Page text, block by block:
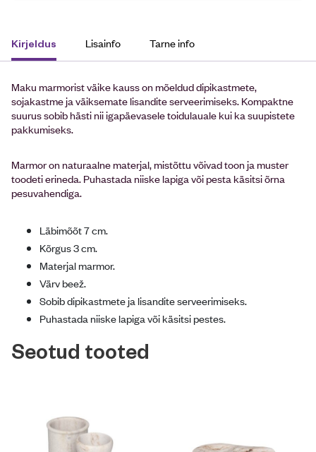
Kirjeldus Lisainfo Tarne info
Maku marmorist väike kauss on mõeldud dipikastmete,
sojakastme ja väiksemate lisandite serveerimiseks. Kompaktne
suurus sobib hästi nii igapäevasele toidulauale kui ka suupistete
pakkumiseks.
Marmor on naturaalne materjal, mistõttu võivad toon ja muster
toodeti erineda. Puhastada niiske lapiga või pesta käsitsi õrna
pesuvahendiga.
Läbimõõt 7 cm.
Kõrgus 3 cm.
Materjal marmor.
Värv beež.
Sobib dipikastmete ja lisandite serveerimiseks.
Puhastada niiske lapiga või käsitsi pestes.
Seotud tooted